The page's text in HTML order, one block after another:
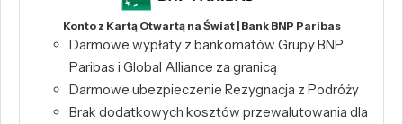
Konto z Kartą Otwartą na Świat | Bank BNP Paribas
Darmowe wypłaty z bankomatów Grupy BNP
Paribas i Global Alliance za granicą
Darmowe ubezpieczenie Rezygnacja z Podróży
Brak dodatkowych kosztów przewalutowania dla